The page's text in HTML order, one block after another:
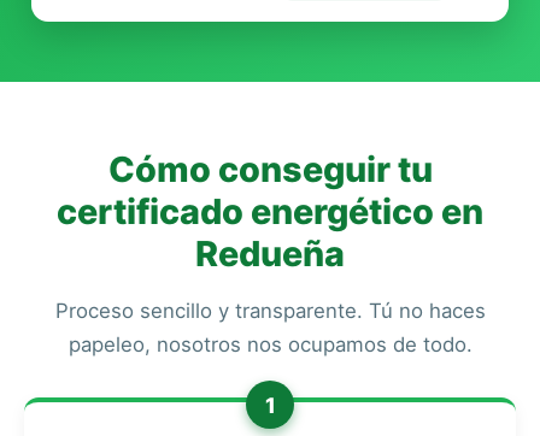
Cómo conseguir tu
certificado energético en
Redueña
Proceso sencillo y transparente. Tú no haces
papeleo, nosotros nos ocupamos de todo.
1